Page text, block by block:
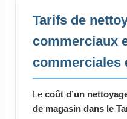
Tarifs de
commerciaux
commerciales
Le coût d’un
de magasin dans le